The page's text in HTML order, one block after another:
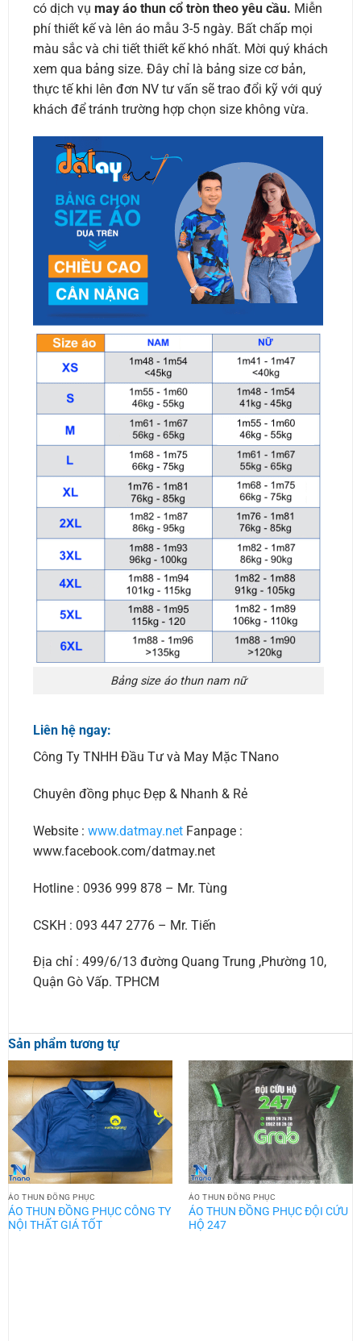
có dịch vụ may áo thun cổ tròn theo yêu cầu. Miễn
phí thiết kế và lên áo mẫu 3-5 ngày. Bất chấp mọi
màu sắc và chi tiết thiết kế khó nhất. Mời quý khách
xem qua bảng size. Đây chỉ là bảng size cơ bản,
thực tế khi lên đơn NV tư vấn sẽ trao đổi kỹ với quý
khách để tránh trường hợp chọn size không vừa.
Bảng size áo thun nam nữ
Liên hệ ngay:
Công Ty TNHH Đầu Tư và May Mặc TNano
Chuyên đồng phục Đẹp & Nhanh & Rẻ
Website : www.datmay.netFanpage :
www.facebook.com/datmay.net
Hotline : 0936 999 878 – Mr. Tùng
CSKH : 093 447 2776 – Mr. Tiến
Địa chỉ : 499/6/13 đường Quang Trung ,Phường 10,
Quận Gò Vấp. TPHCM
Sản phẩm tương tự
ÁO THUN ĐỒNG PHỤC
ÁO THUN ĐỒNG PHỤC CÔNG TY
NỘI THẤT GIÁ TỐT
ÁO THUN ĐỒNG PHỤC
ÁO THUN ĐỒNG PHỤC ĐỘI CỨU
HỘ 247